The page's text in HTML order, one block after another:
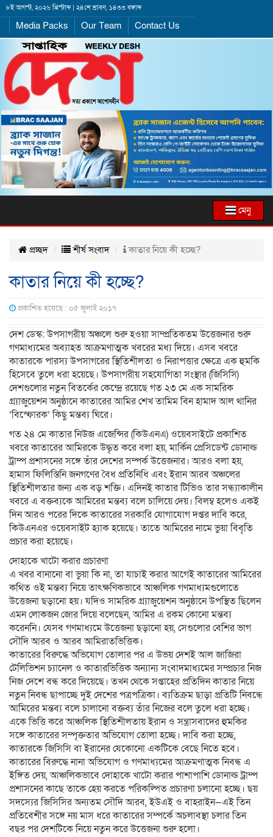
৮ই আগস্ট, ২০২৬ খ্রিস্টাব্দ | ২৪শে শ্রাবণ, ১৪৩৩ বঙ্গাব্দ
Media Packs Our Team Contact Us
মেনু
প্রচ্ছদ শীর্ষ সংবাদ কাতার নিয়ে কী হচ্ছে?
কাতার নিয়ে কী হচ্ছে?
প্রকাশিত হয়েছে : ০৫ জুলাই ২০১৭
দেশ ডেস্ক: উপসাগরীয় অঞ্চলে শুরু হওয়া সাম্প্রতিকতম উত্তেজনার শুরু
গণমাধ্যমের অব্যাহত আক্রমণাত্মক খবরের মধ্য দিয়ে। এসব খবরে
কাতারকে পারস্য উপসাগরের স্থিতিশীলতা ও নিরাপত্তার ক্ষেত্রে এক হুমকি
হিসেবে তুলে ধরা হয়েছে। উপসাগরীয় সহযোগিতা সংস্থার (জিসিসি)
দেশগুলোর নতুন বিতর্কের কেন্দ্রে রয়েছে গত ২৩ মে এক সামরিক
গ্র্যাজুয়েশন অনুষ্ঠানে কাতারের আমির শেখ তামিম বিন হামাদ আল থানির
‘বিস্ফোরক’ কিছু মন্তব্য ঘিরে।
গত ২৪ মে কাতার নিউজ এজেন্সির (কিউএনএ) ওয়েবসাইটে প্রকাশিত
খবরে কাতারের আমিরকে উদ্ধৃত করে বলা হয়, মার্কিন প্রেসিডেন্ট ডোনাল্ড
ট্রাম্প প্রশাসনের সঙ্গে তাঁর দেশের সম্পর্ক উত্তেজনার। আরও বলা হয়,
হামাস ফিলিস্তিনি জনগণের বৈধ প্রতিনিধি এবং ইরান আরব অঞ্চলের
স্থিতিশীলতার জন্য এক বড় শক্তি। এদিনই কাতার টিভিও তার সন্ধ্যাকালীন
খবরে এ বক্তব্যকে আমিরের মন্তব্য বলে চালিয়ে দেয়। বিলম্ব হলেও একই
দিন আরও পরের দিকে কাতারের সরকারি যোগাযোগ দপ্তর দাবি করে,
কিউএনএর ওয়েবসাইট হ্যাক হয়েছে। তাতে আমিরের নামে ভুয়া বিবৃতি
প্রচার করা হয়েছে।
দোহাকে খাটো করার প্রচারণা
এ খবর বানানো বা ভুয়া কি না, তা যাচাই করার আগেই কাতারের আমিরের
কথিত ওই মন্তব্য নিয়ে তাৎক্ষণিকভাবে আঞ্চলিক গণমাধ্যমগুলোতে
উত্তেজনা ছড়ানো হয়। যদিও সামরিক গ্র্যাজুয়েশন অনুষ্ঠানে উপস্থিত ছিলেন
এমন লোকজন জোর দিয়ে বলেছেন, আমির এ রকম কোনো মন্তব্য
করেননি। যেসব গণমাধ্যমে উত্তেজনা ছড়ানো হয়, সেগুলোর বেশির ভাগ
সৌদি আরব ও আরব আমিরাতভিত্তিক।
কাতারের বিরুদ্ধে অভিযোগ তোলার পর এ উভয় দেশই আল জাজিরা
টেলিভিশন চ্যানেল ও কাতারভিত্তিক অন্যান্য সংবাদমাধ্যমের সম্প্রচার নিজ
নিজ দেশে বন্ধ করে দিয়েছে। তখন থেকে সপ্তাহের প্রতিদিন কাতার নিয়ে
নতুন নিবন্ধ ছাপাচ্ছে দুই দেশের পত্রপত্রিকা। ব্যতিক্রম ছাড়া প্রতিটি নিবন্ধে
আমিরের মন্তব্য বলে চালানো বক্তব্য তাঁর নিজের বলে তুলে ধরা হচ্ছে।
একে ভিত্তি করে আঞ্চলিক স্থিতিশীলতায় ইরান ও সন্ত্রাসবাদের হুমকির
সঙ্গে কাতারের সম্পৃক্ততার অভিযোগ তোলা হচ্ছে। দাবি করা হচ্ছে,
কাতারকে জিসিসি বা ইরানের যেকোনো একটিকে বেছে নিতে হবে।
কাতারের বিরুদ্ধে নানা অভিযোগ ও গণমাধ্যমের আক্রমণাত্মক নিবন্ধ এ
ইঙ্গিত দেয়, আঞ্চলিকভাবে দোহাকে খাটো করার পাশাপাশি ডোনাল্ড ট্রাম্প
প্রশাসনের কাছে তাকে হেয় করতে পরিকল্পিত প্রচারণা চলানো হচ্ছে। ছয়
সদস্যের জিসিসির অন্যতম সৌদি আরব, ইউএই ও বাহরাইন—এই তিন
প্রতিবেশীর সঙ্গে নয় মাস ধরে কাতারের সম্পর্কে অচলাবস্থা চলার তিন
বছর পর দেশটিকে নিয়ে নতুন করে উত্তেজনা শুরু হলো।